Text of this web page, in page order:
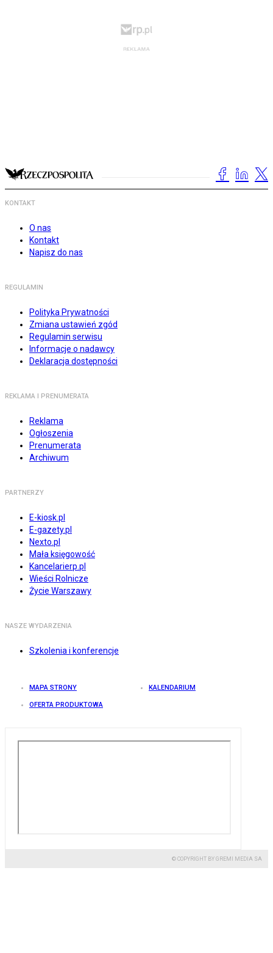
KONTAKT
O nas
Kontakt
Napisz do nas
REGULAMIN
Polityka Prywatności
Zmiana ustawień zgód
Regulamin serwisu
Informacje o nadawcy
Deklaracja dostępności
REKLAMA I PRENUMERATA
Reklama
Ogłoszenia
Prenumerata
Archiwum
PARTNERZY
E-kiosk.pl
E-gazety.pl
Nexto.pl
Mała księgowość
Kancelarierp.pl
Wieści Rolnicze
Życie Warszawy
NASZE WYDARZENIA
Szkolenia i konferencje
MAPA STRONY KALENDARIUM
OFERTA PRODUKTOWA
© COPYRIGHT BY GREMI MEDIA SA